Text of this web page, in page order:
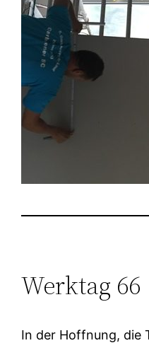
Werktag 66
In der Hoffnung, die